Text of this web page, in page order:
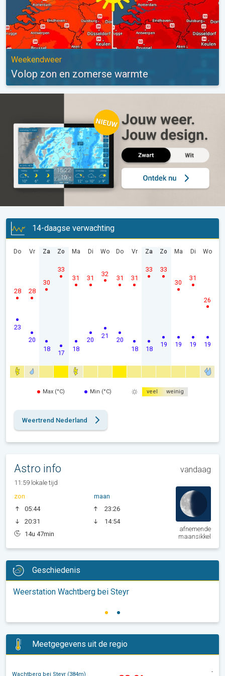
Weekendweer
Volop zon en zomerse warmte
14-daagse verwachting
Do
23
28
Vr
20
28
Za
18
30
Zo
17
33
Ma
18
31
Di
20
31
Wo
21
32
Do
20
31
Vr
18
31
Za
18
33
Zo
19
33
Ma
19
30
Di
19
31
Wo
19
26
Max (°C) Min (°C) veel weinig
Weertrend Nederland
Astro info vandaag
11:59 lokale tijd
zon
05:44
20:31
14u 47min
maan
23:26
14:54
afnemende
maansikkel
Geschiedenis
Weerstation Wachtberg bei Steyr
Meetgegevens uit de regio
Wachtberg bei Steyr (384m) -